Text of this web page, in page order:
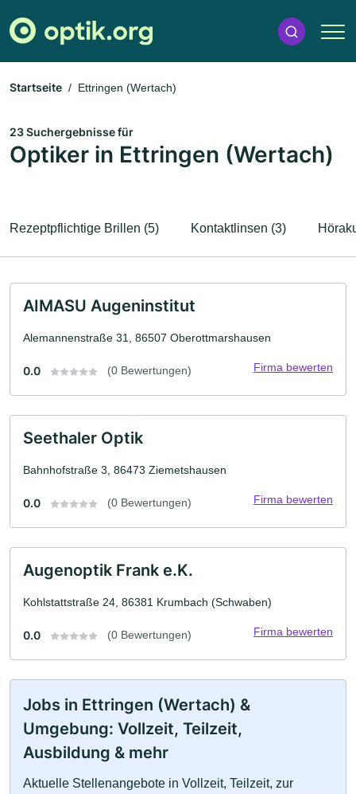
Startseite Ettringen (Wertach)
23 Suchergebnisse für
Optiker in Ettringen (Wertach)
Rezeptpflichtige Brillen (5) Kontaktlinsen (3)
AIMASU Augeninstitut
Alemannenstraße 31, 86507 Oberottmarshausen
0.0 (0 Bewertungen) Firma bewerten
Seethaler Optik
Bahnhofstraße 3, 86473 Ziemetshausen
0.0 (0 Bewertungen) Firma bewerten
Augenoptik Frank e.K.
Kohlstattstraße 24, 86381 Krumbach (Schwaben)
0.0 (0 Bewertungen) Firma bewerten
Jobs in Ettringen (Wertach) &
Umgebung: Vollzeit, Teilzeit,
Ausbildung & mehr
Aktuelle Stellenangebote in Vollzeit, Teilzeit, zur